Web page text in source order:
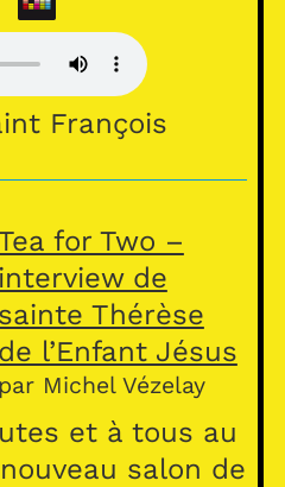
François
for Two –
interview de
sainte Thérèse
de l’Enfant Jésus
par Michel Vézelay
et à tous au
salon de